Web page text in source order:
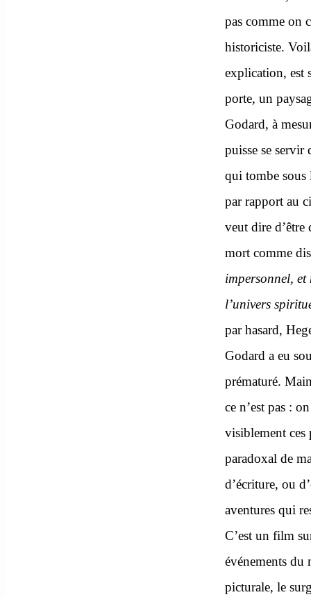
pas comme on
historiciste.
explication, est
porte, un
Godard, à
puisse se
qui tombe sous
par rapport au
veut dire d’être
mort comme
impersonnel,
l’univers
par hasard,
Godard a eu
prématuré.
ce n’est pas :
visiblement ces
paradoxal de
d’écriture, ou
aventures qui
C’est un film
événements du
picturale, le